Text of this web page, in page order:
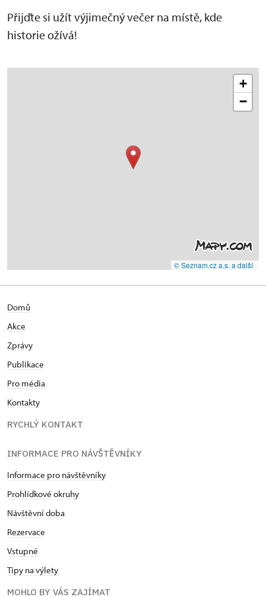
Přijďte si užít výjimečný večer na místě, kde
historie ožívá!
+
−
© Seznam.cz a.s. a další
Domů
Akce
Zprávy
Publikace
Pro média
Kontakty
RYCHLÝ KONTAKT
INFORMACE PRO NÁVŠTĚVNÍKY
Informace pro návštěvníky
Prohlídkové okruhy
Návštěvní doba
Rezervace
Vstupné
Tipy na výlety
MOHLO BY VÁS ZAJÍMAT